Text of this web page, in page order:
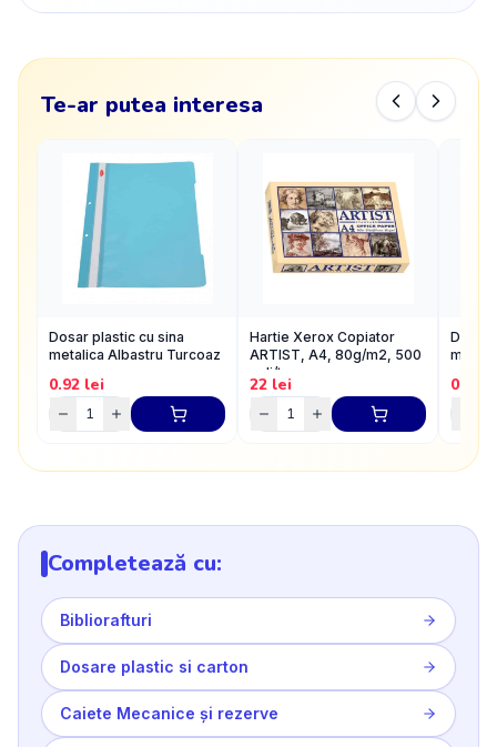
Te-ar putea interesa
Dosar plastic cu sina
metalica Albastru Turcoaz
0.92 lei
Hartie Xerox Copiator
ARTIST, A4, 80g/m2, 500
coli/top
22 lei
Dosar
0.92
Completează cu:
Bibliorafturi
Dosare plastic si carton
Caiete Mecanice și rezerve